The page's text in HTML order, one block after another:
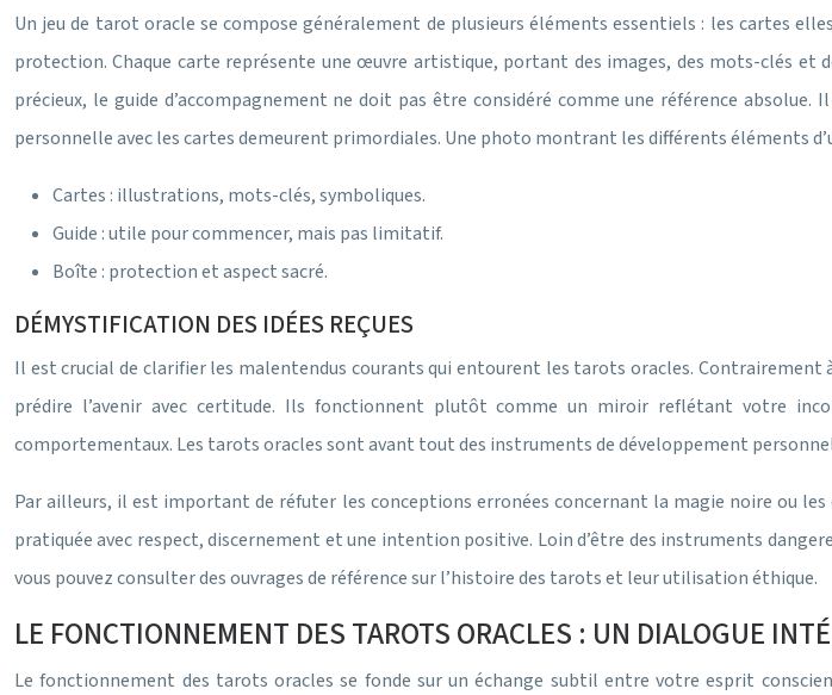
Un jeu de tarot oracle se compose généralement de plusieurs éléments essentiels : les cartes
protection. Chaque carte représente une œuvre artistique, portant des images, des mots-clés
précieux, le guide d’accompagnement ne doit pas être considéré comme une référence
personnelle avec les cartes demeurent primordiales. Une photo montrant les différents éléments
Cartes : illustrations, mots-clés, symboliques.
Guide : utile pour commencer, mais pas limitatif.
Boîte : protection et aspect sacré.
DÉMYSTIFICATION DES IDÉES REÇUES
Il est crucial de clarifier les malentendus courants qui entourent les tarots oracles. Contrairement
prédire l’avenir avec certitude. Ils fonctionnent plutôt comme un miroir reflétant votre
comportementaux. Les tarots oracles sont avant tout des instruments de développement
Par ailleurs, il est important de réfuter les conceptions erronées concernant la magie noire ou
pratiquée avec respect, discernement et une intention positive. Loin d’être des instruments
vous pouvez consulter des ouvrages de référence sur l’histoire des tarots et leur utilisation éthique.
LE FONCTIONNEMENT DES TAROTS ORACLES : UN DIALOGUE
Le fonctionnement des tarots oracles se fonde sur un échange subtil entre votre esprit